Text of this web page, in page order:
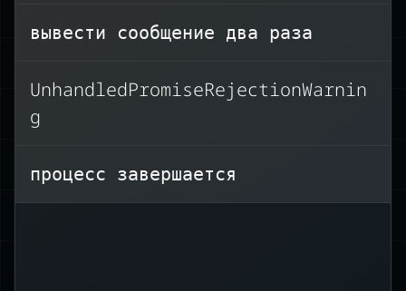
вывести сообщение два раза
UnhandledPromiseRejectionWarnin
g
процесс завершается
конструктора, сразу вызывая ошибку
Затем обработчики
.catch
работают
в Event Emitter, где